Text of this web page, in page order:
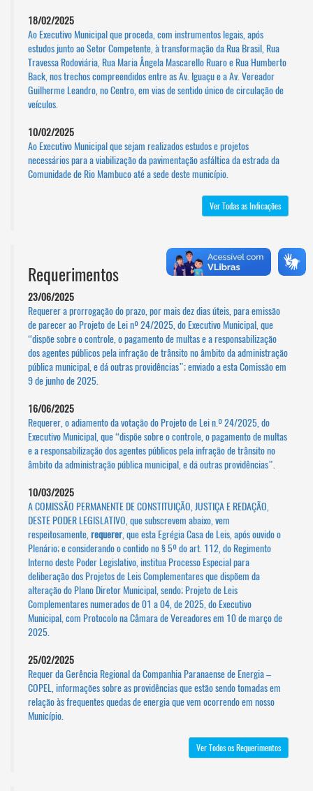
18/02/2025
Ao Executivo Municipal que proceda, com instrumentos legais, após
estudos junto ao Setor Competente, à transformação da Rua Brasil, Rua
Travessa Rodoviária, Rua Maria Ângela Mascarello Ruaro e Rua Humberto
Back, nos trechos compreendidos entre as Av. Iguaçu e a Av. Vereador
Guilherme Leandro, no Centro, em vias de sentido único de circulação de
veículos.
10/02/2025
Ao Executivo Municipal que sejam realizados estudos e projetos
necessários para a viabilização da pavimentação asfáltica da estrada da
Comunidade de Rio Mambuco até a sede deste município.
Ver Todas as Indicações
Requerimentos
23/06/2025
Requerer a prorrogação do prazo, por mais dez dias úteis, para emissão
de parecer ao Projeto de Lei nº 24/2025, do Executivo Municipal, que
“dispõe sobre o controle, o pagamento de multas e a responsabilização
dos agentes públicos pela infração de trânsito no âmbito da administração
pública municipal, e dá outras providências”; enviado a esta Comissão em
9 de junho de 2025.
16/06/2025
Requerer, o adiamento da votação do Projeto de Lei n.º 24/2025, do
Executivo Municipal, que “dispõe sobre o controle, o pagamento de multas
e a responsabilização dos agentes públicos pela infração de trânsito no
âmbito da administração pública municipal, e dá outras providências”.
10/03/2025
A COMISSÃO PERMANENTE DE CONSTITUIÇÃO, JUSTIÇA E REDAÇÃO,
DESTE PODER LEGISLATIVO, que subscrevem abaixo, vem
respeitosamente,requerer, que esta Egrégia Casa de Leis, após ouvido o
Plenário; e considerando o contido no § 5º do art. 112, do Regimento
Interno deste Poder Legislativo, institua Processo Especial para
deliberação dos Projetos de Leis Complementares que dispõem da
alteração do Plano Diretor Municipal, sendo; Projeto de Leis
Complementares numerados de 01 a 04, de 2025, do Executivo
Municipal, com Protocolo na Câmara de Vereadores em 10 de março de
2025.
25/02/2025
Requer da Gerência Regional da Companhia Paranaense de Energia –
COPEL, informações sobre as providências que estão sendo tomadas em
relação às frequentes quedas de energia que vem ocorrendo em nosso
Município.
Ver Todos os Requerimentos